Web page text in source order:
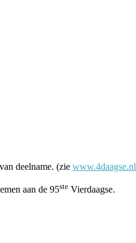
deelname. (zie www.4daagse.nl
aan de 95ste Vierdaagse.